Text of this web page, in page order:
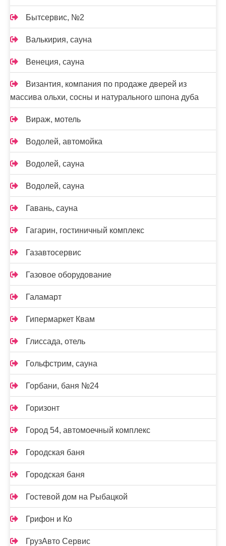
Бытсервис, №2
Валькирия, сауна
Венеция, сауна
Византия, компания по продаже дверей из
массива ольхи, сосны и натурального шпона дуба
Вираж, мотель
Водолей, автомойка
Водолей, сауна
Водолей, сауна
Гавань, сауна
Гагарин, гостиничный комплекс
Газавтосервис
Газовое оборудование
Галамарт
Гипермаркет Квам
Глиссада, отель
Гольфстрим, сауна
Горбани, баня №24
Горизонт
Город 54, автомоечный комплекс
Городская баня
Городская баня
Гостевой дом на Рыбацкой
Грифон и Ко
ГрузАвто Сервис